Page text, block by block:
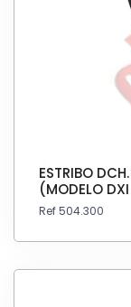
ESTRIBO
(MODELO
Ref 504.300